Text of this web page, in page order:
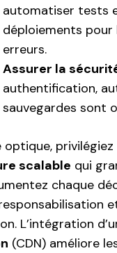
automatiser tests
déploiements pour
erreurs.
Assurer la
authentification,
sauvegardes sont
privilégiez
scalable qui
chaque
L’intégration
(CDN) améliore